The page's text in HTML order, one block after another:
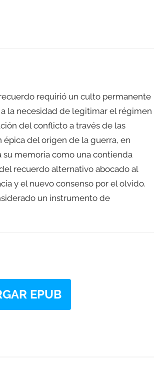
requirió un culto permanente
la necesidad de legitimar el régimen
del conflicto a través de las
del origen de la guerra, en
su memoria como una contienda
recuerdo alternativo abocado al
y el nuevo consenso por el olvido.
un instrumento de
EPUB